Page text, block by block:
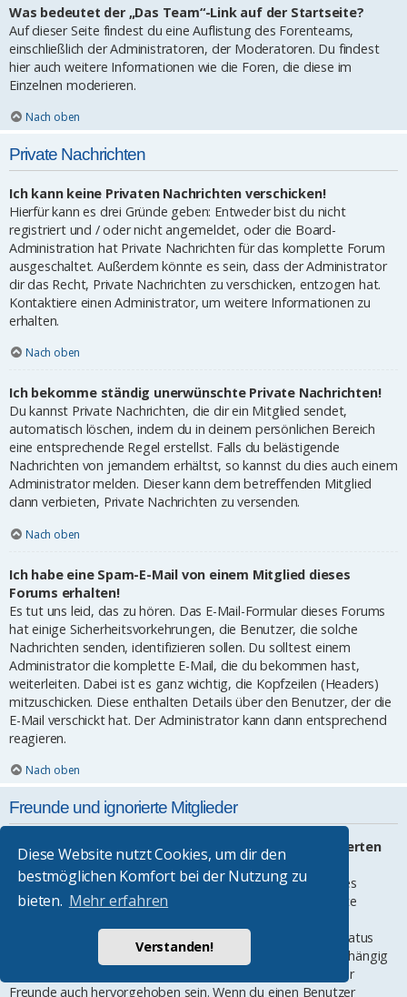
Diese Website nutzt Cookies, um dir den
bestmöglichen Komfort bei der Nutzung zu
bieten. Mehr erfahren
Verstanden!
Was bedeutet der „Das Team“-Link auf der Startseite?
Auf dieser Seite findest du eine Auflistung des Forenteams,
einschließlich der Administratoren, der Moderatoren. Du findest
hier auch weitere Informationen wie die Foren, die diese im
Einzelnen moderieren.
Nach oben
Private Nachrichten
Ich kann keine Privaten Nachrichten verschicken!
Hierfür kann es drei Gründe geben: Entweder bist du nicht
registriert und / oder nicht angemeldet, oder die Board-
Administration hat Private Nachrichten für das komplette Forum
ausgeschaltet. Außerdem könnte es sein, dass der Administrator
dir das Recht, Private Nachrichten zu verschicken, entzogen hat.
Kontaktiere einen Administrator, um weitere Informationen zu
erhalten.
Nach oben
Ich bekomme ständig unerwünschte Private Nachrichten!
Du kannst Private Nachrichten, die dir ein Mitglied sendet,
automatisch löschen, indem du in deinem persönlichen Bereich
eine entsprechende Regel erstellst. Falls du belästigende
Nachrichten von jemandem erhältst, so kannst du dies auch einem
Administrator melden. Dieser kann dem betreffenden Mitglied
dann verbieten, Private Nachrichten zu versenden.
Nach oben
Ich habe eine Spam-E-Mail von einem Mitglied dieses
Forums erhalten!
Es tut uns leid, das zu hören. Das E-Mail-Formular dieses Forums
hat einige Sicherheitsvorkehrungen, die Benutzer, die solche
Nachrichten senden, identifizieren sollen. Du solltest einem
Administrator die komplette E-Mail, die du bekommen hast,
weiterleiten. Dabei ist es ganz wichtig, die Kopfzeilen (Headers)
mitzuschicken. Diese enthalten Details über den Benutzer, der die
E-Mail verschickt hat. Der Administrator kann dann entsprechend
reagieren.
Nach oben
Freunde und ignorierte Mitglieder
Wozu benötige ich die Listen der Freunde und ignorierten
Mitglieder?
Du kannst diese Listen benutzen, um andere Mitglieder des
Boards zu verwalten. Mitglieder, die du deiner Freundesliste
schnellen Zugriff aufgelistet. Du siehst dort deren Onlinestatus
und kannst ihnen schnell eine Private Nachricht senden. Abhängig
von dem Style, den du verwendest, können Beiträge deiner
Freunde auch hervorgehoben sein. Wenn du einen Benutzer